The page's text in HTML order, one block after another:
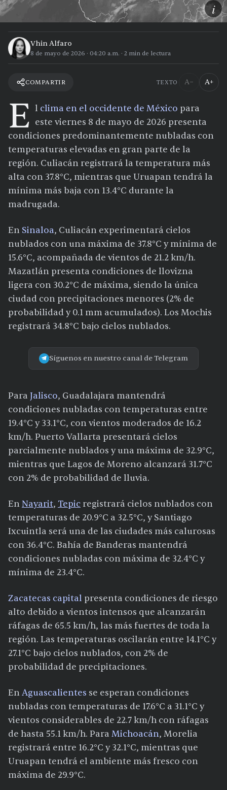
i
Vhin Alfaro
8 de mayo de 2026 · 04:20 a.m. · 2 min de lectura
COMPARTIR TEXTO A− A+
E l clima en el occidente de México para
este viernes 8 de mayo de 2026 presenta
condiciones predominantemente nubladas con
temperaturas elevadas en gran parte de la
región. Culiacán registrará la temperatura más
alta con 37.8°C, mientras que Uruapan tendrá la
mínima más baja con 13.4°C durante la
madrugada.
En Sinaloa, Culiacán experimentará cielos
nublados con una máxima de 37.8°C y mínima de
15.6°C, acompañada de vientos de 21.2 km/h.
Mazatlán presenta condiciones de llovizna
ligera con 30.2°C de máxima, siendo la única
ciudad con precipitaciones menores (2% de
probabilidad y 0.1 mm acumulados). Los Mochis
registrará 34.8°C bajo cielos nublados.
Síguenos en nuestro canal de Telegram
Para Jalisco, Guadalajara mantendrá
condiciones nubladas con temperaturas entre
19.4°C y 33.1°C, con vientos moderados de 16.2
km/h. Puerto Vallarta presentará cielos
parcialmente nublados y una máxima de 32.9°C,
mientras que Lagos de Moreno alcanzará 31.7°C
con 2% de probabilidad de lluvia.
EnNayarit, Tepic registrará cielos nublados con
temperaturas de 20.9°C a 32.5°C, y Santiago
Ixcuintla será una de las ciudades más calurosas
con 36.4°C. Bahía de Banderas mantendrá
condiciones nubladas con máxima de 32.4°C y
mínima de 23.4°C.
Zacatecas capital presenta condiciones de riesgo
alto debido a vientos intensos que alcanzarán
ráfagas de 65.5 km/h, las más fuertes de toda la
región. Las temperaturas oscilarán entre 14.1°C y
27.1°C bajo cielos nublados, con 2% de
probabilidad de precipitaciones.
EnAguascalientes se esperan condiciones
nubladas con temperaturas de 17.6°C a 31.1°C y
vientos considerables de 22.7 km/h con ráfagas
de hasta 55.1 km/h. Para Michoacán, Morelia
registrará entre 16.2°C y 32.1°C, mientras que
Uruapan tendrá el ambiente más fresco con
máxima de 29.9°C.